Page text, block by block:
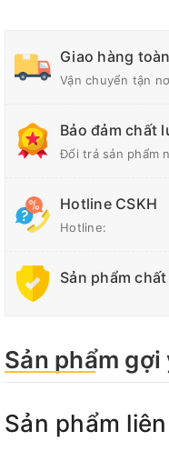
Liên hệ ngay để được
Giao hàng
Vận chuyển tận
Bảo đảm chất
Đổi trả sản phẩm
Hotline CSKH
Hotline:
Sản phẩm
Sản phẩm gợi
Sản phẩm